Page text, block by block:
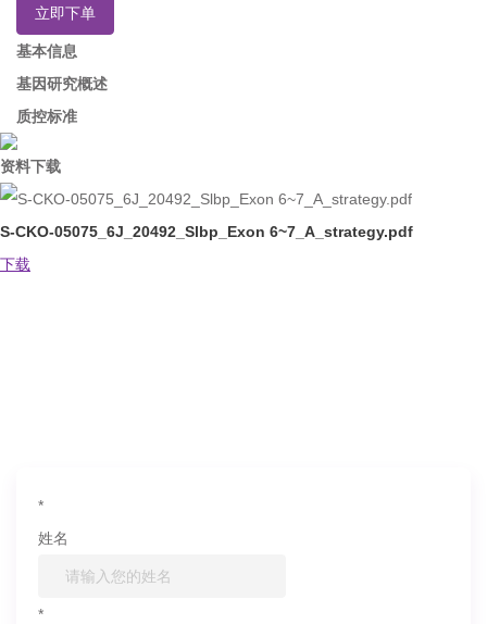
立即下单
基本信息
基因研究概述
质控标准
资料下载
S-CKO-05075_6J_20492_Slbp_Exon 6~7_A_strategy.pdf
下载
*
姓名
*